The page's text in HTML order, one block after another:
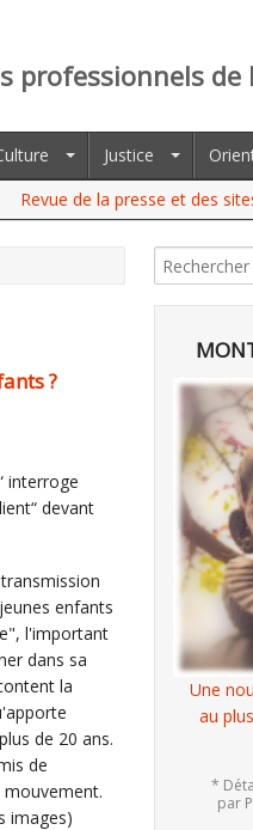
professionnels de
Justice
Revue de la presse et des
?
interroge
devant
enfants
l'important
dans sa
la
de 20 ans.
de
images)
Une
au
*
par